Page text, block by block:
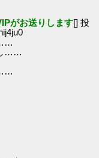
がお送りします[] 投
……